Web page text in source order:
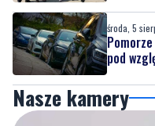
Nasze kamery